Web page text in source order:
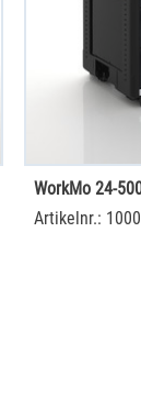
WorkMo 24-
Artikelnr.: